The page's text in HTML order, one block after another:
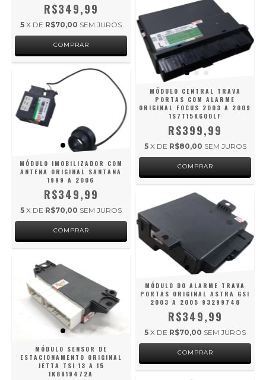
R$349,99
5 X DE R$70,00 SEM JUROS
MÓDULO IMOBILIZADOR COM
ANTENA ORIGINAL SANTANA
1999 A 2006
R$349,99
5 X DE R$70,00 SEM JUROS
MÓDULO CENTRAL TRAVA
PORTAS COM ALARME
ORIGINAL FOCUS 2003 A 2009
1S7T15K600LF
R$399,99
5 X DE R$80,00 SEM JUROS
MÓDULO SENSOR DE
ESTACIONAMENTO ORIGINAL
JETTA TSI 13 A 15
1K8919472A
MÓDULO DO ALARME TRAVA
PORTAS ORIGINAL ASTRA GSI
2003 A 2005 93299748
R$349,99
5 X DE R$70,00 SEM JUROS